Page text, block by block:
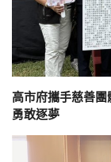
高市府攜手慈善
勇敢逐夢